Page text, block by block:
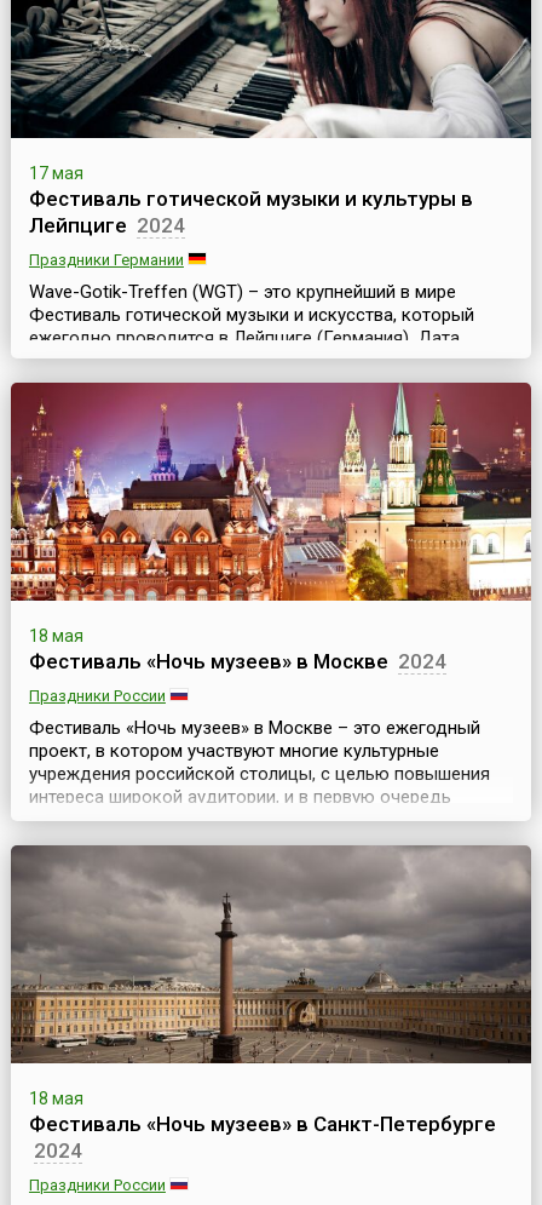
17 мая
Фестиваль готической музыки и культуры в
Лейпциге 2024
Праздники Германии
Wave-Gotik-Treffen (WGT) – это крупнейший в мире
Фестиваль готической музыки и искусства, который
ежегодно проводится в Лейпциге (Германия). Дата
проведения WGT меняется каждый год, поскольку
зависит от католического и лютеранского праздника
Trinity Sunday. Официально WGT открывается в пятницу и
длится до раннего утра вторника, но на деле все
действо начинается уже в ночь с четверга.Готы с...
18 мая
Фестиваль «Ночь музеев» в Москве 2024
Праздники России
Фестиваль «Ночь музеев» в Москве – это ежегодный
проект, в котором участвуют многие культурные
учреждения российской столицы, с целью повышения
интереса широкой аудитории, и в первую очередь
молодежи, к музеям. Он проходит ежегодно в середине
мая, обычно в выходные – в ночь с субботы на
воскресенье, и приурочен к Международному дню
музеев.Ночь музеев – единственное время в году, когда
множеств...
18 мая
Фестиваль «Ночь музеев» в Санкт-Петербурге
2024
Праздники России